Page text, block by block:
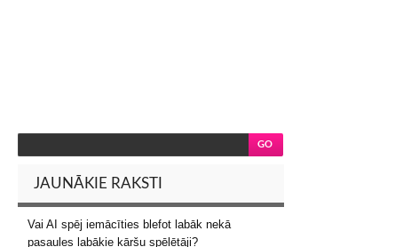
JAUNĀKIE RAKSTI
Vai AI spēj iemācīties blefot labāk nekā
pasaules labākie kāršu spēlētāji?